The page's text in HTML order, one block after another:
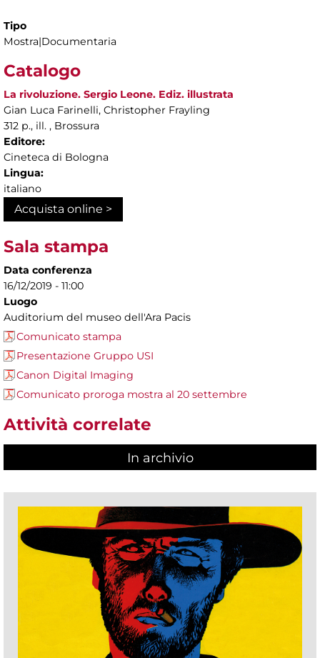
Tipo
Mostra|Documentaria
Catalogo
La rivoluzione. Sergio Leone. Ediz. illustrata
Gian Luca Farinelli, Christopher Frayling
312 p., ill. , Brossura
Editore:
Cineteca di Bologna
Lingua:
italiano
Acquista online >
Sala stampa
Data conferenza
16/12/2019 - 11:00
Luogo
Auditorium del museo dell'Ara Pacis
Comunicato stampa
Presentazione Gruppo USI
Canon Digital Imaging
Comunicato proroga mostra al 20 settembre
Attività correlate
In archivio